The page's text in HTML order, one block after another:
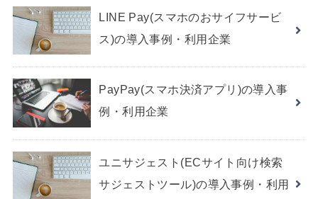
LINE Pay(スマホのおサイフサービ
ス)の導入事例・利用企業
PayPay(スマホ決済アプリ)の導入事
例・利用企業
ユニサジェスト(ECサイト向け検索
サジェストツール)の導入事例・利用